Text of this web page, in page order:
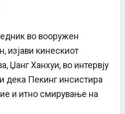
во вооружен
изјави кинескиот
Џанг Ханхуи, во интервју
дека Пекинг инсистира
и итно смирување на